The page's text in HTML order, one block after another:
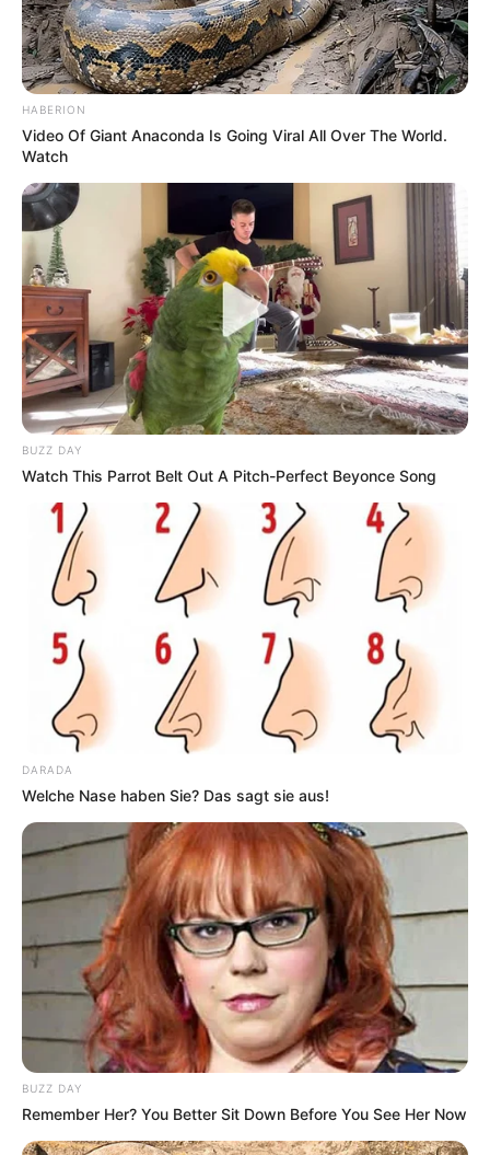
HABERION
Video Of Giant Anaconda Is Going Viral All Over The World.
Watch
BUZZ DAY
Watch This Parrot Belt Out A Pitch-Perfect Beyonce Song
DARADA
Welche Nase haben Sie? Das sagt sie aus!
BUZZ DAY
Remember Her? You Better Sit Down Before You See Her Now